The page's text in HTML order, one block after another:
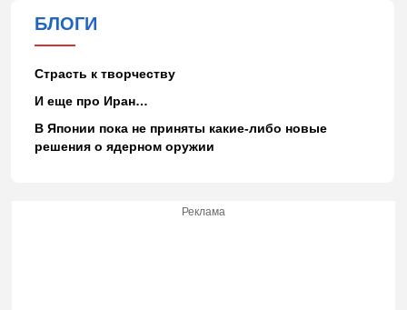
БЛОГИ
Страсть к творчеству
И еще про Иран…
В Японии пока не приняты какие-либо новые
решения о ядерном оружии
Реклама